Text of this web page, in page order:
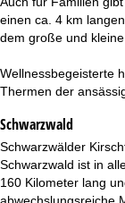
einen ca. 4 km
dem große und
Wellnessbegeisterte
Thermen der
Schwarzwald
Schwarzwälder
Schwarzwald ist in
160 Kilometer lang